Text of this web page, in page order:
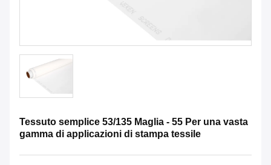
Tessuto semplice 53/135 Maglia - 55 Per una vasta
gamma di applicazioni di stampa tessile